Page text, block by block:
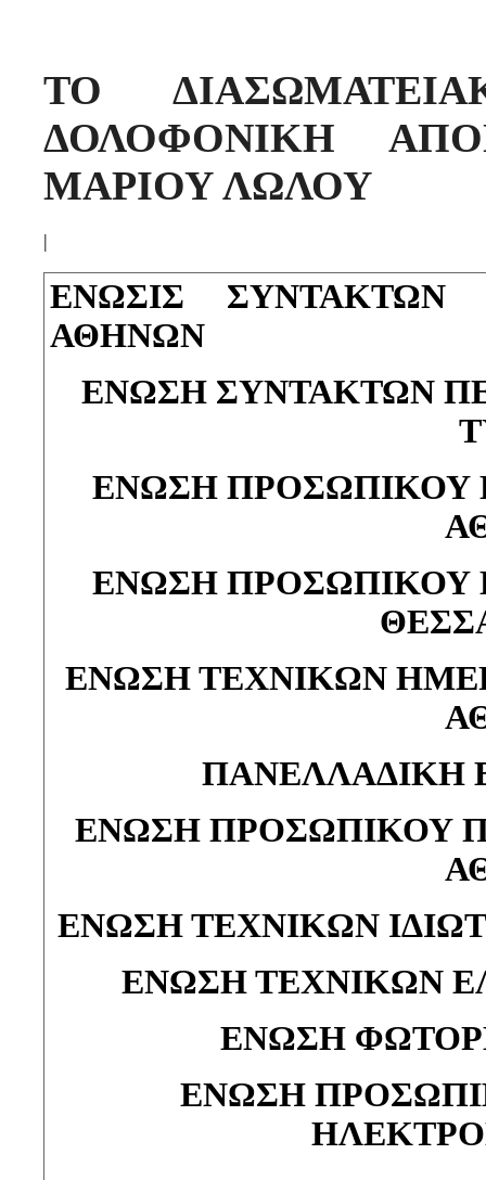
ΤΟ
ΔΟΛΟΦΟΝΙΚΗ
ΜΑΡΙΟΥ ΛΩΛΟΥ
|
ΕΝΩΣΙΣ ΣΥΝΤΑΚΤΩΝ
ΑΘΗΝΩΝ
ΕΝΩΣΗ ΣΥΝΤΑΚΤΩΝ
ΕΝΩΣΗ ΠΡΟΣΩΠΙΚΟΥ
ΕΝΩΣΗ ΠΡΟΣΩΠΙΚΟΥ
ΕΝΩΣΗ ΤΕΧΝΙΚΩΝ
ΠΑΝΕΛΛΑΔΙΚΗ
ΕΝΩΣΗ ΠΡΟΣΩΠΙΚΟΥ
ΕΝΩΣΗ ΤΕΧΝΙΚΩΝ
ΕΝΩΣΗ ΤΕΧΝΙΚΩΝ
ΕΝΩΣΗ
ΕΝΩΣΗ